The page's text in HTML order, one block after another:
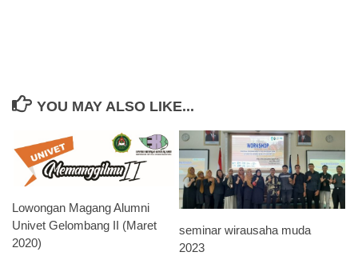
YOU MAY ALSO LIKE...
Lowongan Magang Alumni
Univet Gelombang II (Maret
2020)
seminar wirausaha muda
2023